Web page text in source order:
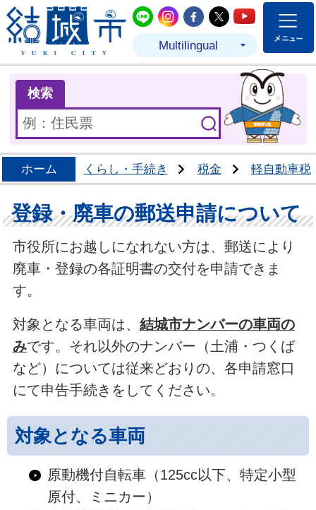
結城市公式LINE
結城市公式Instagram
結城市公式
結城市公式
結城市
Multilingual
検索
ホーム くらし・手続き 税金 軽自動車税
登録・廃車の郵送申請について
市役所にお越しになれない方は、郵送により
廃車・登録の各証明書の交付を申請できま
す。
対象となる車両は、 結城市ナンバーの車両の
みです。それ以外のナンバー（土浦・つくば
など）については従来どおりの、各申請窓口
にて申告手続きをしてください。
対象となる車両
原動機付自転車（125cc以下、特定小型
原付、ミニカー）